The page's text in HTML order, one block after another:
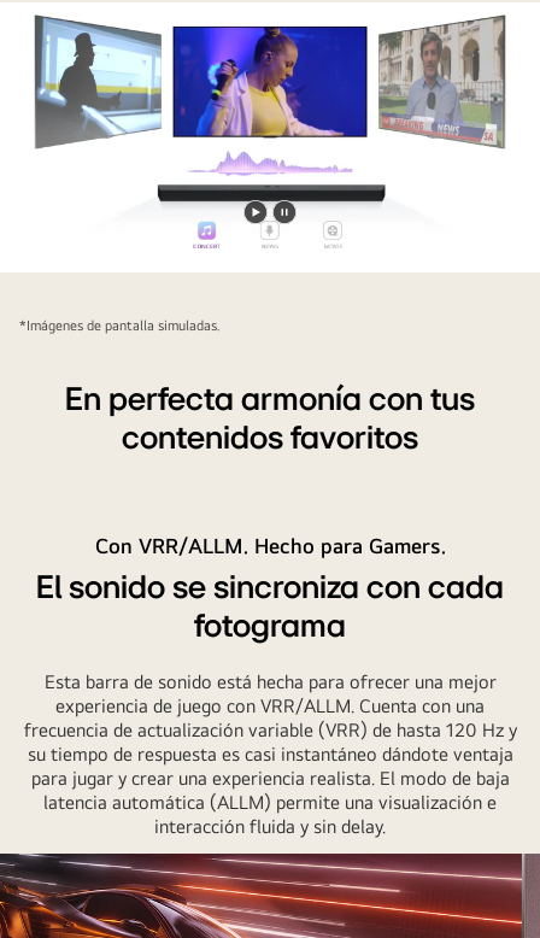
Reproducir
vídeo
Pausar
vídeo
*Imágenes de pantalla simuladas.
En perfecta armonía con tus
contenidos favoritos
Con VRR/ALLM. Hecho para Gamers.
El sonido se sincroniza con cada
fotograma
Esta barra de sonido está hecha para ofrecer una mejor
experiencia de juego con VRR/ALLM. Cuenta con una
frecuencia de actualización variable (VRR) de hasta 120 Hz y
su tiempo de respuesta es casi instantáneo dándote ventaja
para jugar y crear una experiencia realista. El modo de baja
latencia automática (ALLM) permite una visualización e
interacción fluida y sin delay.